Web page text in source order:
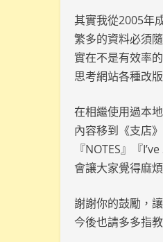
其實我從2005年
繁多的資料必須
實在不是有效率
思考網站各種改
在相繼使用過本
內容移到《支店
『NOTES』『
會讓大家覺得麻
謝謝你的鼓勵，
今後也請多多指